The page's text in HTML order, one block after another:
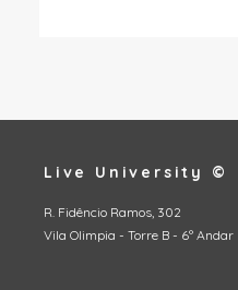
Live University ©
R. Fidêncio Ramos, 302
Vila Olimpia - Torre B - 6º Andar